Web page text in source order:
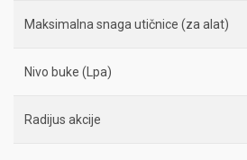
Maksimalna snaga utičnice (za alat)
Nivo buke (Lpa)
Radijus akcije